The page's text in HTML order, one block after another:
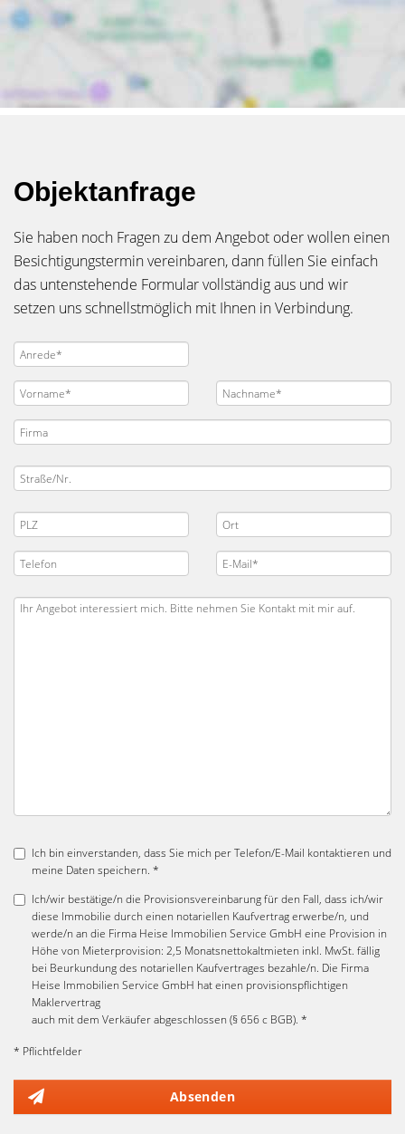
Objektanfrage
Sie haben noch Fragen zu dem Angebot oder wollen einen
Besichtigungstermin vereinbaren, dann füllen Sie einfach
das untenstehende Formular vollständig aus und wir
setzen uns schnellstmöglich mit Ihnen in Verbindung.
Ich bin einverstanden, dass Sie mich per Telefon/E-Mail kontaktieren und
meine Daten speichern. *
Ich/wir bestätige/n die Provisionsvereinbarung für den Fall, dass ich/wir
diese Immobilie durch einen notariellen Kaufvertrag erwerbe/n, und
werde/n an die Firma Heise Immobilien Service GmbH eine Provision in
Höhe von Mieterprovision: 2,5 Monatsnettokaltmieten inkl. MwSt. fällig
bei Beurkundung des notariellen Kaufvertrages bezahle/n. Die Firma
Heise Immobilien Service GmbH hat einen provisionspflichtigen
Maklervertrag
auch mit dem Verkäufer abgeschlossen (§ 656 c BGB). *
* Pflichtfelder
Absenden